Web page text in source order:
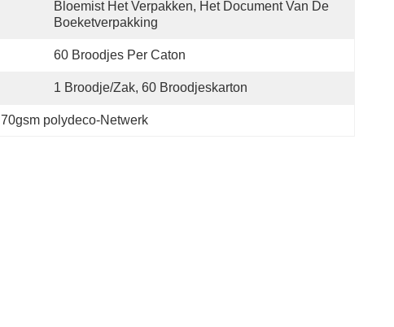
Bloemist Het Verpakken, Het Document Van De
Boeketverpakking
60 Broodjes Per Caton
1 Broodje/zak, 60 Broodjeskarton
70gsm polydeco-Netwerk